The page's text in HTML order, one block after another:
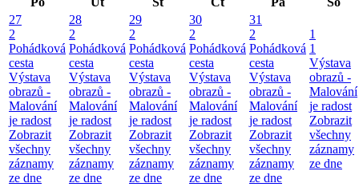
27
2
Pohádková
cesta
Výstava
obrazů -
Malování
je radost
Zobrazit
všechny
záznamy
ze dne
28
2
Pohádková
cesta
Výstava
obrazů -
Malování
je radost
Zobrazit
všechny
záznamy
ze dne
29
2
Pohádková
cesta
Výstava
obrazů -
Malování
je radost
Zobrazit
všechny
záznamy
ze dne
30
2
Pohádková
cesta
Výstava
obrazů -
Malování
je radost
Zobrazit
všechny
záznamy
ze dne
31
2
Pohádková
cesta
Výstava
obrazů -
Malování
je radost
Zobrazit
všechny
záznamy
ze dne
1
1
Výstava
obrazů -
Malování
je radost
Zobrazit
všechny
záznamy
ze dne